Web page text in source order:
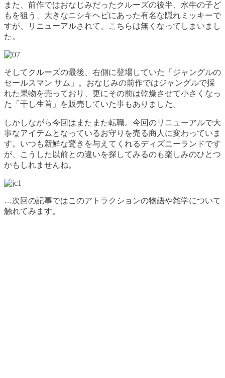
また、前作ではおなじみだったクルーズの後半、水牛の子ど
もを狙う、大きなニシキヘビにあった有名な隠れミッキーで
すが、リニューアルされて、こちらは無くなってしまいまし
た。
そしてクルーズの最後、右側に登場していた「ジャングルの
セールスマン サム」。おなじみの前作ではジャングルで採
れた果物を売っており、更にその前は乾燥させて小さくなっ
た「干し生首」を販売していた事もありました。
しかしながら今回はまたまた転職。今回のリニューアルで大
事なアイテムとなっているお守りを売る商人に変わっていま
す。いつも新鮮な驚きを与えてくれるディズニーランドです
が、こうした以前との違いを探してみるのも楽しみのひとつ
かもしれませんね。
…次回の記事ではこのアトラクションの物語や雑学について
触れてみます。